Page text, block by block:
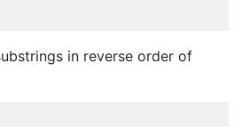
in reverse order of